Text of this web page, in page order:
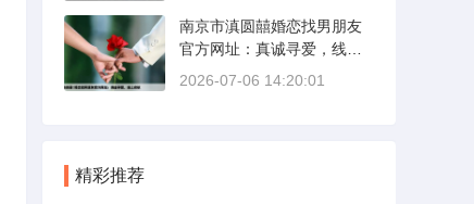
南京市滇圆囍婚恋找男朋友
官方网址：真诚寻爱，线上
启航
2026-07-06 14:20:01
精彩推荐